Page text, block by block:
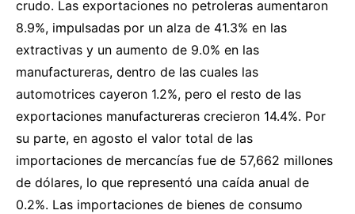
crudo. Las exportaciones no petroleras aumentaron
8.9%, impulsadas por un alza de 41.3% en las
extractivas y un aumento de 9.0% en las
manufactureras, dentro de las cuales las
automotrices cayeron 1.2%, pero el resto de las
exportaciones manufactureras crecieron 14.4%. Por
su parte, en agosto el valor total de las
importaciones de mercancías fue de 57,662 millones
de dólares, lo que representó una caída anual de
0.2%. Las importaciones de bienes de consumo